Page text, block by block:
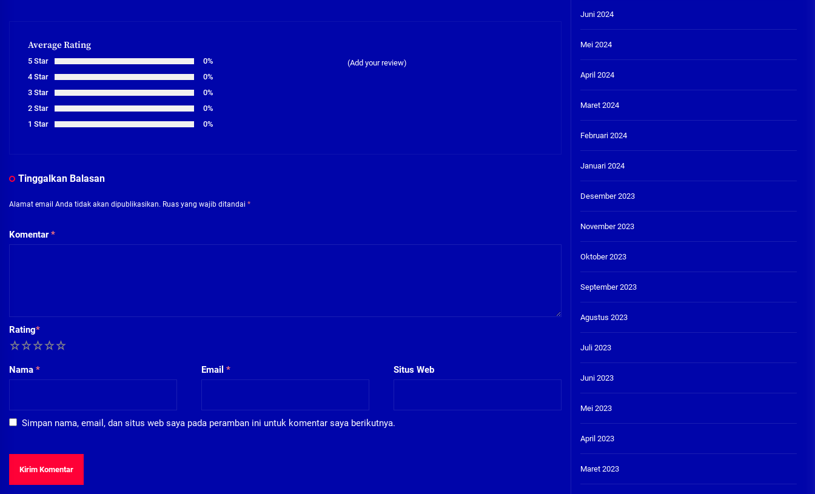
Average Rating
5 Star
0%
4 Star
0%
3 Star
0%
2 Star
0%
1 Star
0%
(Add your review)
Tinggalkan Balasan
Alamat email Anda tidak akan dipublikasikan. Ruas yang wajib ditandai *
Komentar*
Rating*
5
4
3
2
Nama * Email * Situs Web
Simpan nama, email, dan situs web saya pada peramban ini untuk komentar saya berikutnya.
Juni 2024
Mei 2024
April 2024
Maret 2024
Februari 2024
Januari 2024
Desember 2023
November 2023
Oktober 2023
September 2023
Agustus 2023
Juli 2023
Juni 2023
Mei 2023
April 2023
Maret 2023